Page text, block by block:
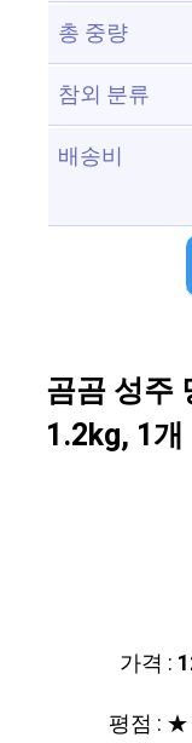
총 중량
참외 분류
배송비
곰곰 성주
1.2kg, 1개
가격 :
평점 : ★